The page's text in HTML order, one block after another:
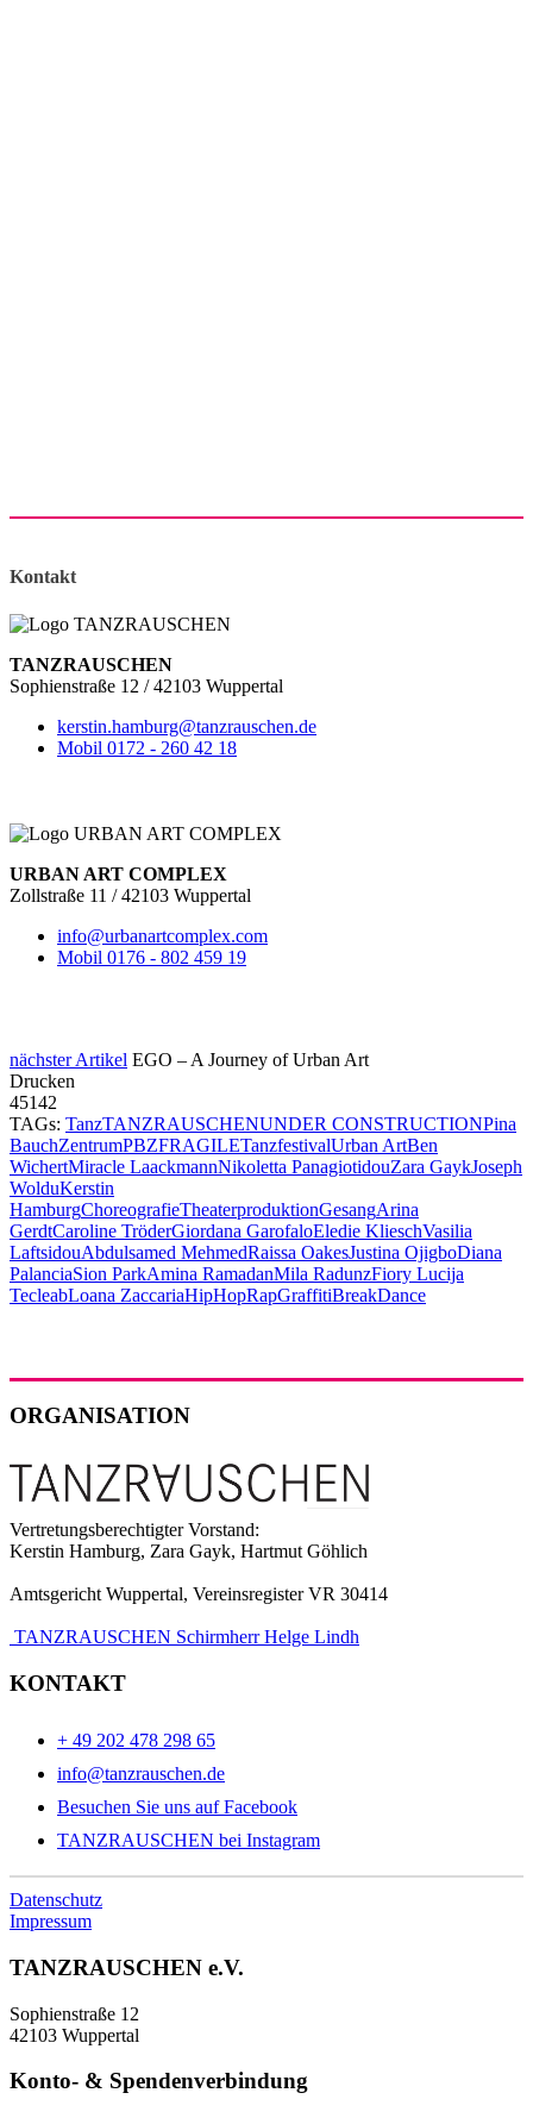
Kontakt
TANZRAUSCHEN
Sophienstraße 12 / 42103 Wuppertal
kerstin.hamburg@tanzrauschen.de
Mobil 0172 - 260 42 18
URBAN ART COMPLEX
Zollstraße 11 / 42103 Wuppertal
info@urbanartcomplex.com
Mobil 0176 - 802 459 19
nächster Artikel EGO – A Journey of Urban Art
Drucken
45142
TAGs: TanzTANZRAUSCHENUNDER CONSTRUCTIONPina
BauchZentrumPBZFRAGILETanzfestivalUrban ArtBen
WichertMiracle LaackmannNikoletta PanagiotidouZara GaykJoseph
WolduKerstin
HamburgChoreografieTheaterproduktionGesangArina
GerdtCaroline TröderGiordana GarofaloEledie KlieschVasilia
LaftsidouAbdulsamed MehmedRaissa OakesJustina OjigboDiana
PalanciaSion ParkAmina RamadanMila RadunzFiory Lucija
TecleabLoana ZaccariaHipHopRapGraffitiBreakDance
ORGANISATION
Vertretungsberechtigter Vorstand:
Kerstin Hamburg, Zara Gayk, Hartmut Göhlich
Amtsgericht Wuppertal, Vereinsregister VR 30414
TANZRAUSCHEN Schirmherr Helge Lindh
KONTAKT
+ 49 202 478 298 65
info@tanzrauschen.de
Besuchen Sie uns auf Facebook
TANZRAUSCHEN bei Instagram
Datenschutz
Impressum
TANZRAUSCHEN e.V.
Sophienstraße 12
42103 Wuppertal
Konto- & Spendenverbindung